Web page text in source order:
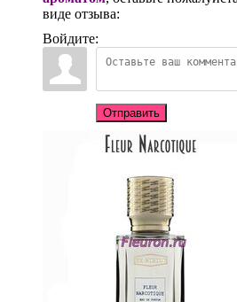
виде отзыва:
Войдите:
Отправить